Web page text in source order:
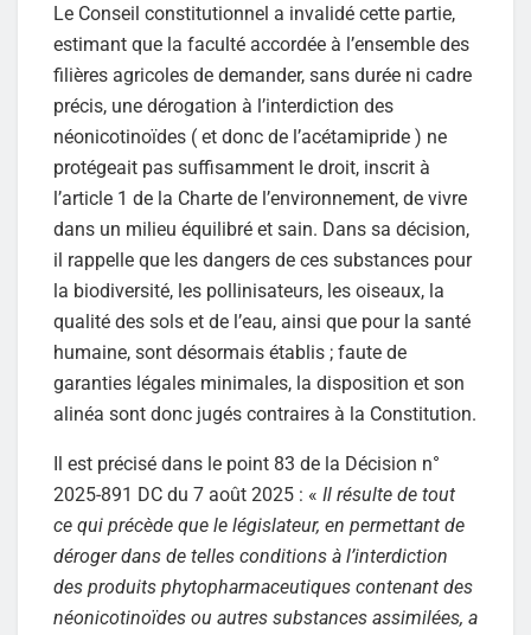
Le Conseil constitutionnel a invalidé cette partie,
estimant que la faculté accordée à l’ensemble des
filières agricoles de demander, sans durée ni cadre
précis, une dérogation à l’interdiction des
néonicotinoïdes ( et donc de l’acétamipride ) ne
protégeait pas suffisamment le droit, inscrit à
l’article 1 de la Charte de l’environnement, de vivre
dans un milieu équilibré et sain. Dans sa décision,
il rappelle que les dangers de ces substances pour
la biodiversité, les pollinisateurs, les oiseaux, la
qualité des sols et de l’eau, ainsi que pour la santé
humaine, sont désormais établis ; faute de
garanties légales minimales, la disposition et son
alinéa sont donc jugés contraires à la Constitution.
Il est précisé dans le point 83 de la Décision n°
2025-891 DC du 7 août 2025 : « Il résulte de tout
ce qui précède que le législateur, en permettant de
déroger dans de telles conditions à l’interdiction
des produits phytopharmaceutiques contenant des
néonicotinoïdes ou autres substances assimilées, a